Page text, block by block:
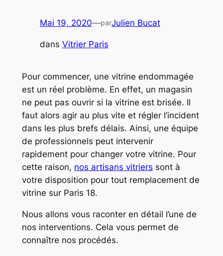
Mai 19, 2020—parJulien Bucat
dans Vitrier Paris
Pour commencer, une vitrine endommagée
est un réel problème. En effet, un magasin
ne peut pas ouvrir si la vitrine est brisée. Il
faut alors agir au plus vite et régler l’incident
dans les plus brefs délais. Ainsi, une équipe
de professionnels peut intervenir
rapidement pour changer votre vitrine. Pour
cette raison, nos artisans vitriers sont à
votre disposition pour tout remplacement de
vitrine sur Paris 18.
Nous allons vous raconter en détail l’une de
nos interventions. Cela vous permet de
connaître nos procédés.